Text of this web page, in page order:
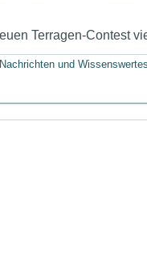
Terragen-Contest
Nachrichten und